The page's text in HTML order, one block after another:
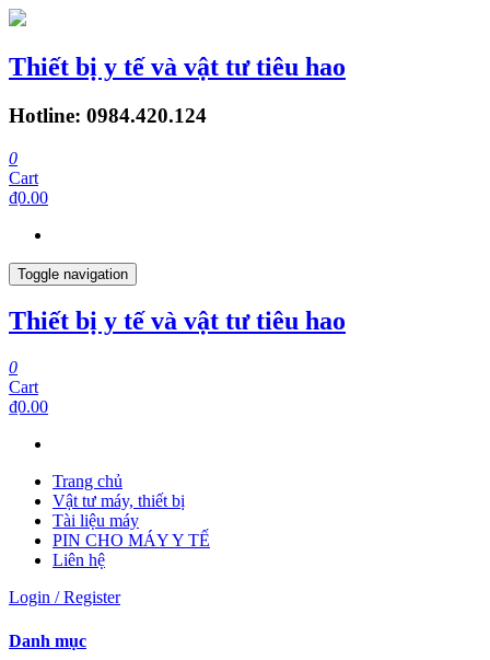
Thiết bị y tế và vật tư tiêu hao
Hotline: 0984.420.124
0
Cart
₫0.00
Toggle navigation
Thiết bị y tế và vật tư tiêu hao
0
Cart
₫0.00
Trang chủ
Vật tư máy, thiết bị
Tài liệu máy
PIN CHO MÁY Y TẾ
Liên hệ
Login / Register
Danh mục